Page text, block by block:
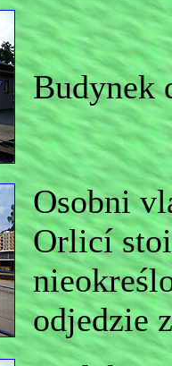
Budynek
Osobni
Orlicí
odjedzie